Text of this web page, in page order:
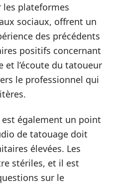
les plateformes
sociaux, offrent un
des précédents
positifs concernant
et l’écoute du tatoueur
le professionnel qui
est également un point
de tatouage doit
élevées. Les
stériles, et il est
sur le